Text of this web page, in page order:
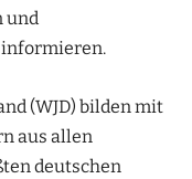
und
(WJD) bilden mit
aus allen
deutschen